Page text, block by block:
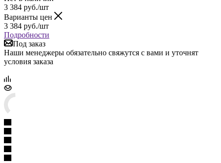
3 384 руб./шт
Варианты цен
3 384 руб./шт
Подробности
Под заказ
Наши менеджеры обязательно свяжутся с вами и уточнят
условия заказа